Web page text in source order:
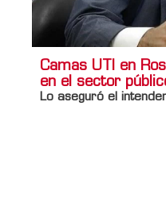
Camas UTI en
en el sector
Lo aseguró el